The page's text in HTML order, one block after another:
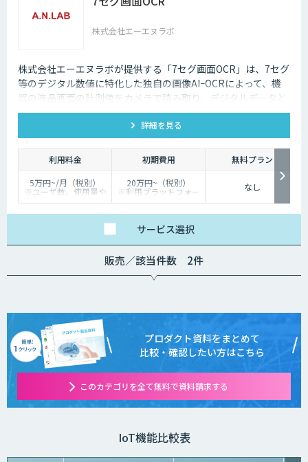
株式会社エーエヌラボ
株式会社エーエヌラボが提供する「7セグ画面OCR」は、7セグ
等のデジタル数値に特化した独自の画像AIｰOCRによって、機
器の液晶画面の計測値をカメラで読み取り、デジタルデータと
して記録するサービスです
詳細を見る
利用料金 初期費用
無料プラン
5万円~/月（税別）
※ユーザ数、使用量や
カスタマイズ要望に応
20万円~（税別）
※利用プラットフォー
ムや必要なチューニン
なし
サービス選択
販売／該当件数 2件
プロダクト資料をまとめて
比較・確認したい方はこちら
このカテゴリを全て無料で資料請求する
IoT機能比較表